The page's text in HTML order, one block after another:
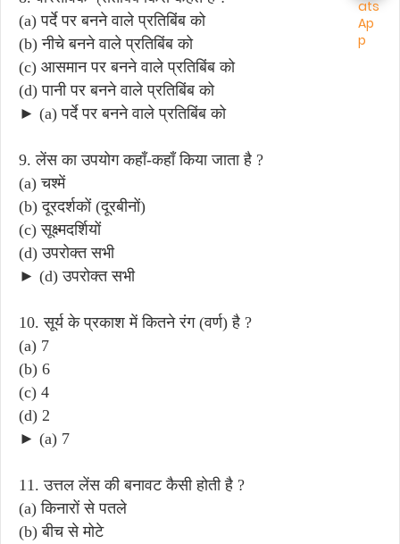
(a) पर्दे पर बनने वाले प्रतिबिंब को
(b) नीचे बनने वाले प्रतिबिंब को
(c) आसमान पर बनने वाले प्रतिबिंब को
(d) पानी पर बनने वाले प्रतिबिंब को
► (a) पर्दे पर बनने वाले प्रतिबिंब को
9. लेंस का उपयोग कहाँ-कहाँ किया जाता है ?
(a) चश्में
(b) दूरदर्शकों (दूरबीनों)
(c) सूक्ष्मदर्शियों
(d) उपरोक्त सभी
► (d) उपरोक्त सभी
10. सूर्य के प्रकाश में कितने रंग (वर्ण) है ?
(a) 7
(b) 6
(c) 4
(d) 2
► (a) 7
11. उत्तल लेंस की बनावट कैसी होती है ?
(a) किनारों से पतले
(b) बीच से मोटे